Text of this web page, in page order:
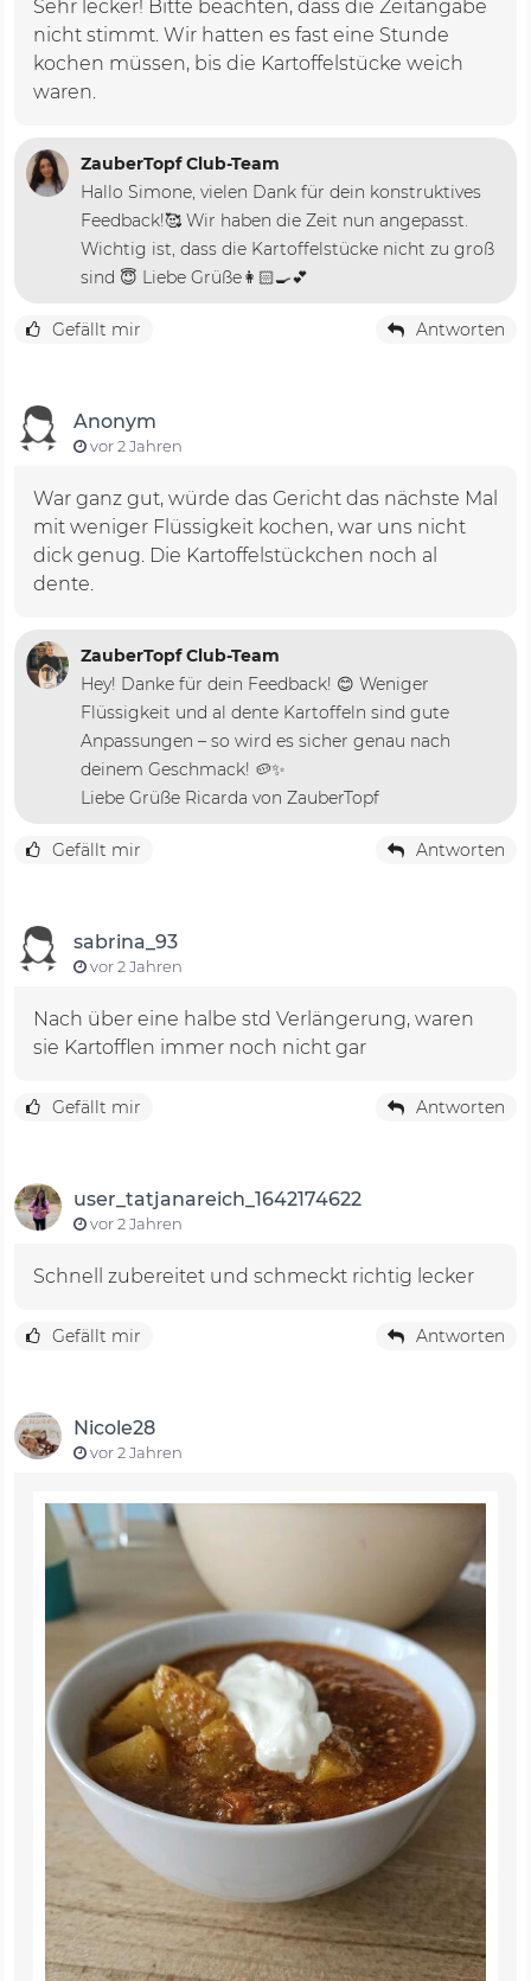
Sehr lecker! Bitte beachten, dass die Zeitangabe
nicht stimmt. Wir hatten es fast eine Stunde
kochen müssen, bis die Kartoffelstücke weich
waren.
ZauberTopf Club-Team
Hallo Simone, vielen Dank für dein konstruktives
Feedback!🥰 Wir haben die Zeit nun angepasst.
Wichtig ist, dass die Kartoffelstücke nicht zu groß
sind 😇 Liebe Grüße👩🏻‍🍳💕
Gefällt mir Antworten
Anonym
vor 2 Jahren
War ganz gut, würde das Gericht das nächste Mal
mit weniger Flüssigkeit kochen, war uns nicht
dick genug. Die Kartoffelstückchen noch al
dente.
ZauberTopf Club-Team
Hey! Danke für dein Feedback! 😊 Weniger
Flüssigkeit und al dente Kartoffeln sind gute
Anpassungen – so wird es sicher genau nach
deinem Geschmack! 🥔✨
Liebe Grüße Ricarda von ZauberTopf
Gefällt mir Antworten
sabrina_93
vor 2 Jahren
Nach über eine halbe std Verlängerung, waren
sie Kartofflen immer noch nicht gar
Gefällt mir Antworten
user_tatjanareich_1642174622
vor 2 Jahren
Schnell zubereitet und schmeckt richtig lecker
Gefällt mir Antworten
Nicole28
vor 2 Jahren